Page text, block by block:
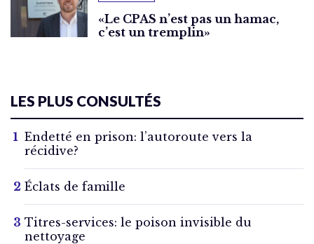
«Le CPAS n’est pas un hamac,
c’est un tremplin»
LES PLUS CONSULTÉS
Endetté en prison: l’autoroute vers la
récidive?
Éclats de famille
Titres-services: le poison invisible du
nettoyage